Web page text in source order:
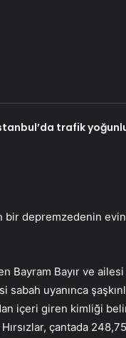
trafik
bir depremzedenin
Bayram Bayır ve ailesi
uyanınca
içeri giren kimliği
çantada 248,75